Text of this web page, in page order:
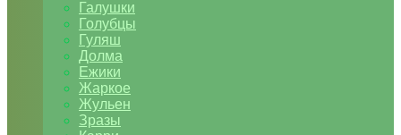
Галушки
Голубцы
Гуляш
Долма
Ежики
Жаркое
Жульен
Зразы